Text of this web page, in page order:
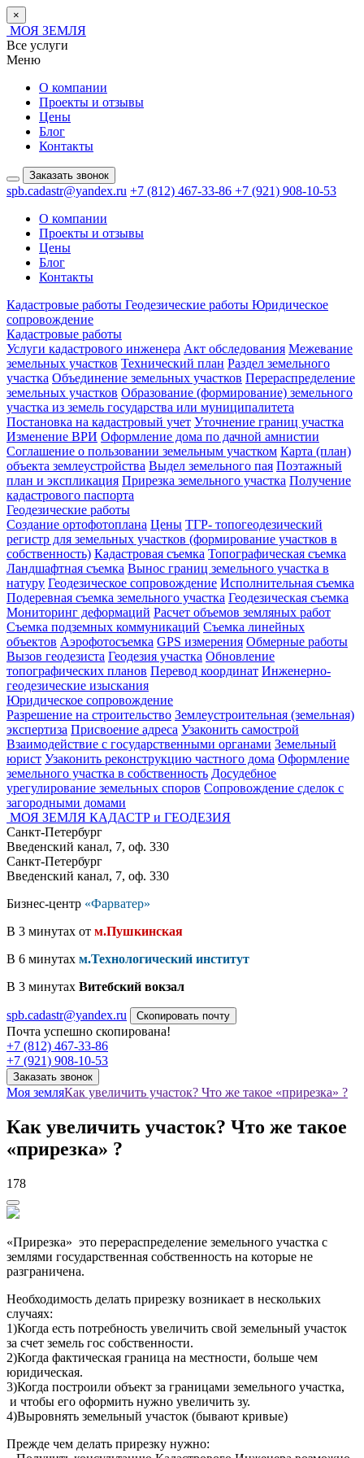
×
МОЯ ЗЕМЛЯ
Все услуги
Меню
О компании
Проекты и отзывы
Цены
Блог
Контакты
Заказать звонок
spb.cadastr@yandex.ru +7 (812) 467-33-86 +7 (921) 908-10-53
О компании
Проекты и отзывы
Цены
Блог
Контакты
Кадастровые работы Геодезические работы Юридическое
сопровождение
Кадастровые работы
Услуги кадастрового инженера Акт обследования Межевание
земельных участков Технический план Раздел земельного
участка Объединение земельных участков Перераспределение
земельных участков Образование (формирование) земельного
участка из земель государства или муниципалитета
Постановка на кадастровый учет Уточнение границ участка
Изменение ВРИ Оформление дома по дачной амнистии
Соглашение о пользовании земельным участком Карта (план)
объекта землеустройства Выдел земельного пая Поэтажный
план и экспликация Прирезка земельного участка Получение
кадастрового паспорта
Геодезические работы
Создание ортофотоплана Цены ТГР- топогеодезический
регистр для земельных участков (формирование участков в
собственность) Кадастровая съемка Топографическая съемка
Ландшафтная съемка Вынос границ земельного участка в
натуру Геодезическое сопровождение Исполнительная съемка
Подеревная съемка земельного участка Геодезическая съемка
Мониторинг деформаций Расчет объемов земляных работ
Съемка подземных коммуникаций Съемка линейных
объектов Аэрофотосъемка GPS измерения Обмерные работы
Вызов геодезиста Геодезия участка Обновление
топографических планов Перевод координат Инженерно-
геодезические изыскания
Юридическое сопровождение
Разрешение на строительство Землеустроительная (земельная)
экспертиза Присвоение адреса Узаконить самострой
Взаимодействие с государственными органами Земельный
юрист Узаконить реконструкцию частного дома Оформление
земельного участка в собственность Досудебное
урегулирование земельных споров Сопровождение сделок с
загородными домами
МОЯ ЗЕМЛЯ КАДАСТР и ГЕОДЕЗИЯ
Санкт-Петербург
Введенский канал, 7, оф. 330
Санкт-Петербург
Введенский канал, 7, оф. 330
Бизнес-центр «Фарватер»
В 3 минутах от м.Пушкинская
В 6 минутах м.Технологический институт
В 3 минутах Витебский вокзал
spb.cadastr@yandex.ru Скопировать почту
Почта успешно скопирована!
+7 (812) 467-33-86
+7 (921) 908-10-53
Заказать звонок
Моя земляКак увеличить участок? Что же такое «прирезка» ?
Как увеличить участок? Что же такое
«прирезка» ?
178
«Прирезка» это перераспределение земельного участка с
землями государственная собственность на которые не
разграничена.
Необходимость делать прирезку возникает в нескольких
случаях:
1)Когда есть потребность увеличить свой земельный участок
за счет земель гос собственности.
2)Когда фактическая граница на местности, больше чем
юридическая.
3)Когда построили объект за границами земельного участка,
и чтобы его оформить нужно увеличить зу.
4)Выровнять земельный участок (бывают кривые)
Прежде чем делать прирезку нужно: